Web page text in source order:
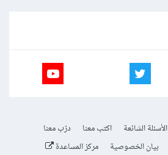
الأسئلة الشائعة اكتب معنا
درّب معنا
بيان الخصوصية مركز المساعدة